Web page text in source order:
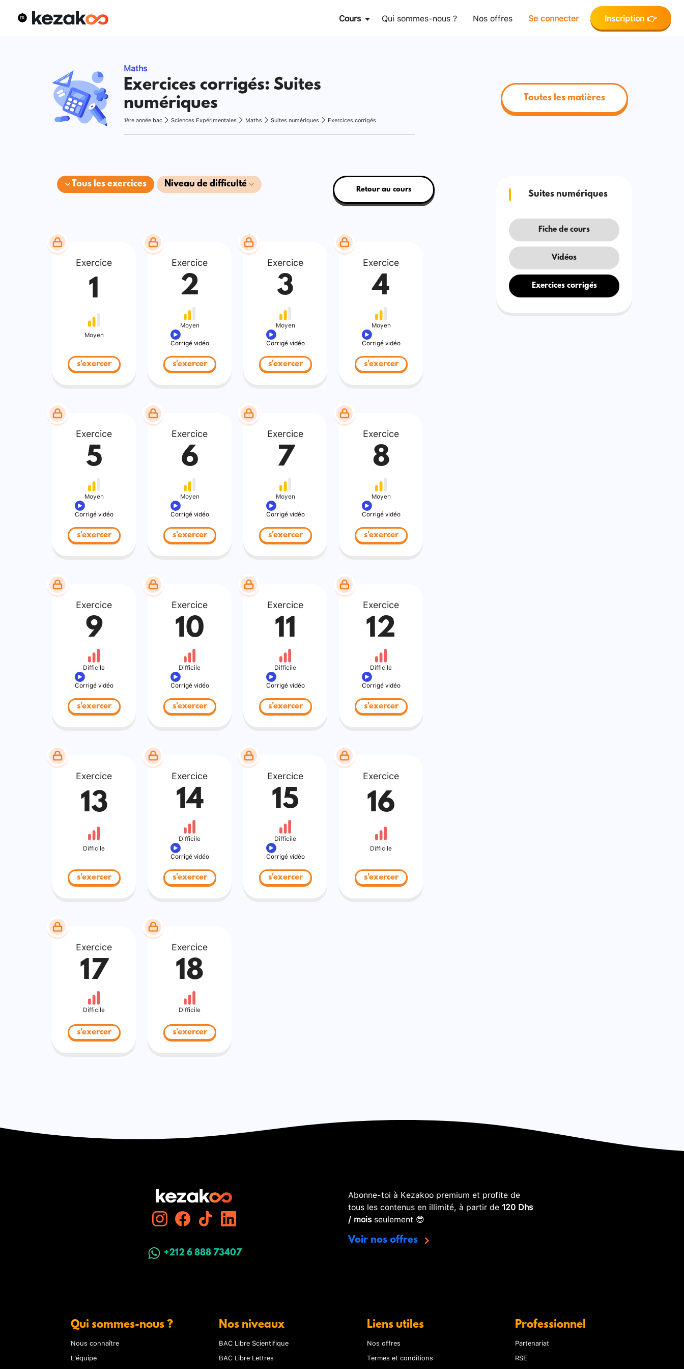
Cours Qui sommes-nous ? Nos offres Se connecter Inscription 👉
Maths
Exercices corrigés: Suites
numériques
1ère année bac Sciences Expérimentales Maths Suites numériques Exercices corrigés
Toutes les matières
Tous les exercices Niveau de difficulté
Retour au cours
Exercice
1
Moyen
s'exercer
Exercice
2
Moyen
Corrigé vidéo
s'exercer
Exercice
3
Moyen
Corrigé vidéo
s'exercer
Exercice
4
Moyen
Corrigé vidéo
s'exercer
Exercice
5
Moyen
Corrigé vidéo
s'exercer
Exercice
6
Moyen
Corrigé vidéo
s'exercer
Exercice
7
Moyen
Corrigé vidéo
s'exercer
Exercice
8
Moyen
Corrigé vidéo
s'exercer
Exercice
9
Difficile
Corrigé vidéo
s'exercer
Exercice
10
Difficile
Corrigé vidéo
s'exercer
Exercice
11
Difficile
Corrigé vidéo
s'exercer
Exercice
12
Difficile
Corrigé vidéo
s'exercer
Exercice
13
Difficile
s'exercer
Exercice
14
Difficile
Corrigé vidéo
s'exercer
Exercice
15
Difficile
Corrigé vidéo
s'exercer
Exercice
16
Difficile
s'exercer
Exercice
17
Difficile
s'exercer
Exercice
18
Difficile
s'exercer
Suites numériques
Fiche de cours
Vidéos
Exercices corrigés
+212 6 888 73407
Abonne-toi à Kezakoo premium et profite de
tous les contenus en illimité, à partir de 120 Dhs
/ moisseulement 😎
Voir nos offres
Qui sommes-nous ?
Nous connaître
L'équipe
Nos niveaux
BAC Libre Scientifique
BAC Libre Lettres
Liens utiles
Nos offres
Termes et conditions
Professionnel
Partenariat
RSE